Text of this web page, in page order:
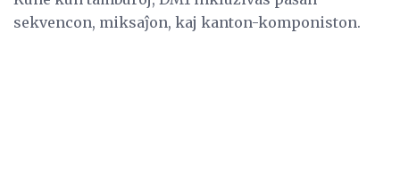
sekvencon, miksaĵon, kaj kanton-komponiston.